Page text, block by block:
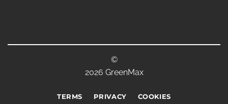
©
2026 GreenMax
TERMS PRIVACY COOKIES